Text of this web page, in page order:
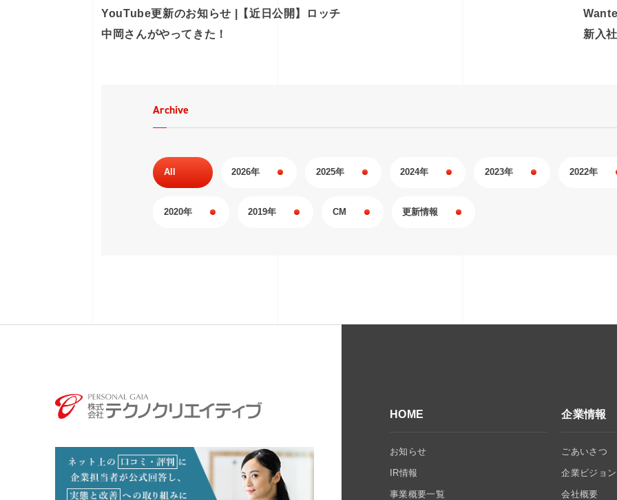
YouTube更新のお知らせ |【近日公開】ロッチ
中岡さんがやってきた！
新入
Archive
All 2026年 2025年 2024年 2023年 2022年
2020年 2019年 CM 更新情報
HOME
お知らせ
IR情報
事業概要一覧
企業情報
ごあいさつ
企業ビジョン
会社概要